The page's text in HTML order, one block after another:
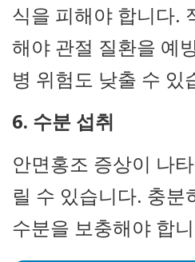
식을 피해야 합니다.
해야 관절 질환을 예
병 위험도 낮출 수 있
6. 수분 섭취
안면홍조 증상이 나
릴 수 있습니다. 충분
수분을 보충해야 합